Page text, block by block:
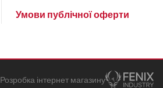
Умови публічної оферти
Розробка інтернет магазину